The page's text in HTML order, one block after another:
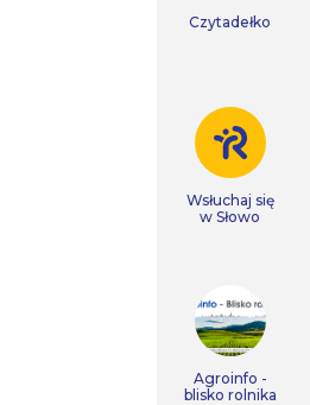
Czytadełko
Wsłuchaj się
w Słowo
Agroinfo -
blisko rolnika